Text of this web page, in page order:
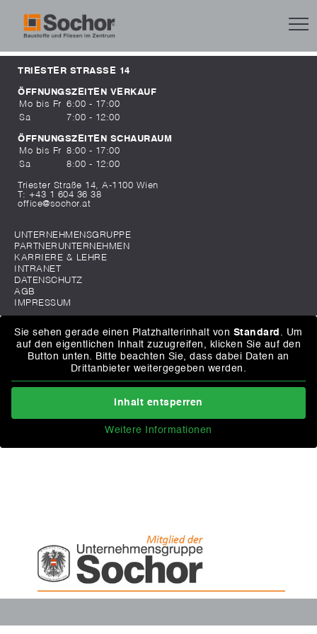
TRIESTER STRASSE 14
ÖFFNUNGSZEITEN VERKAUF
Mo bis Fr
6:00 - 17:00
Sa
7:00 - 12:00
ÖFFNUNGSZEITEN SCHAURAUM
Mo bis Fr
8:00 - 17:00
Sa
8:00 - 12:00
Triester Straße 14, A-1100 Wien
T: +43 1 604 36 38
office@sochor.at
UNTERNEHMENSGRUPPE
PARTNERUNTERNEHMEN
KARRIERE & LEHRE
INTRANET
DATENSCHUTZ
AGB
IMPRESSUM
Sie sehen gerade einen Platzhalterinhalt von Standard . Um
auf den eigentlichen Inhalt zuzugreifen, klicken Sie auf den
Button unten. Bitte beachten Sie, dass dabei Daten an
Drittanbieter weitergegeben werden.
Inhalt entsperren
Weitere Informationen